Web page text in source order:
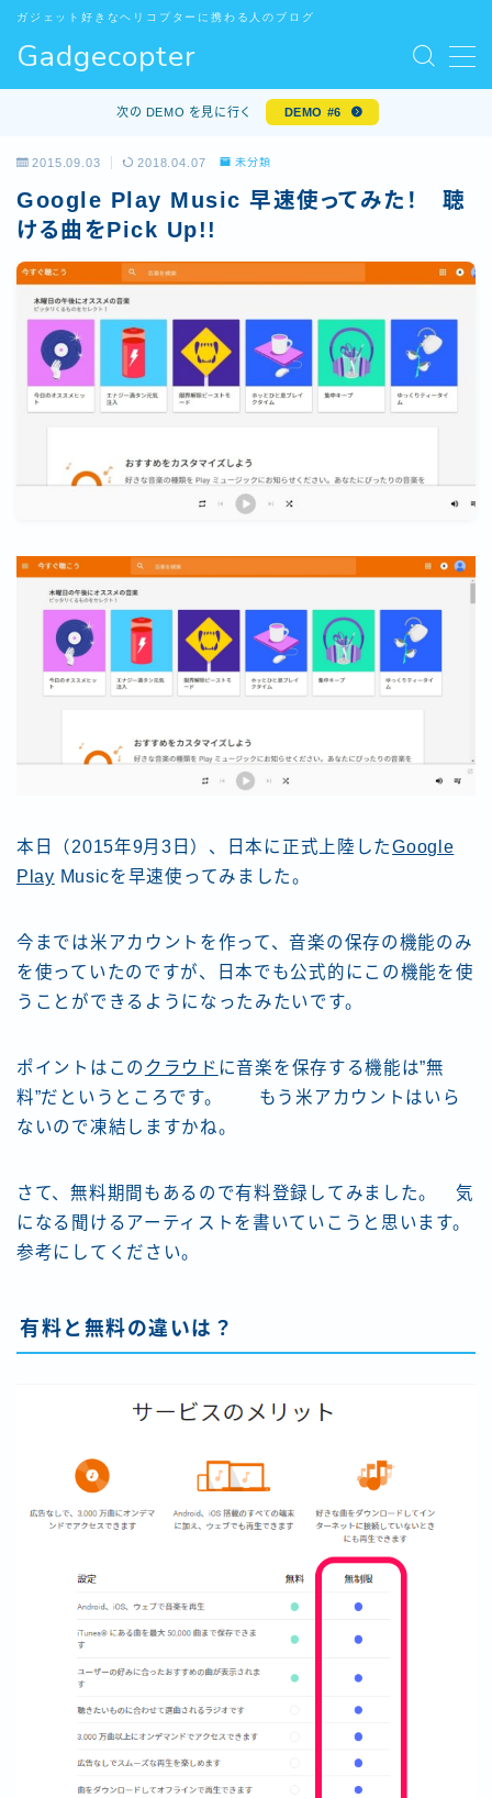
Gadgecopter
ガジェット好きなヘリコプターに携わる人のブログ
MENU
お問い合わせ
デモプリセット記事 #5
デモプリセット記事 Part10
プライバシーポリシー
プライバシーポリシー
プロフィール
利用規約／特定商取引法に基づく表記
有料記事の決済完了ページ
特定商取引法に基づく表記
運営者情報
次の DEMO を見に行く DEMO #6
2015.09.03 2018.04.07 未分類
Google Play Music 早速使ってみた！ 聴
ける曲をPick Up!!
本日（2015年9月3日）、日本に正式上陸したGoogle
Play Musicを早速使ってみました。
今までは米アカウントを作って、音楽の保存の機能のみ
を使っていたのですが、日本でも公式的にこの機能を使
うことができるようになったみたいです。
ポイントはこの クラウド に音楽を保存する機能は”無
料”だというところです。 もう米アカウントはいら
ないので凍結しますかね。
さて、無料期間もあるので有料登録してみました。 気
になる聞けるアーティストを書いていこうと思います。
参考にしてください。
有料と無料の違いは？